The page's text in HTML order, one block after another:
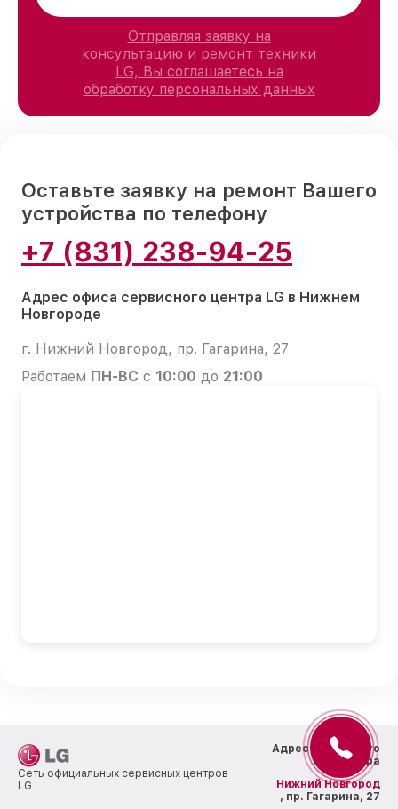
Отправляя заявку на
консультацию и ремонт техники
LG, Вы соглашаетесь на
обработку персональных данных
Оставьте заявку на ремонт Вашего
устройства по телефону
+7 (831) 238-94-25
Адрес офиса сервисного центра LG в Нижнем
Новгороде
г. Нижний Новгород, пр. Гагарина, 27
Работаем ПН-ВС с 10:00 до 21:00
Сеть официальных сервисных центров
LG
Адрес сервисного
центра
Нижний Новгород
, пр. Гагарина, 27